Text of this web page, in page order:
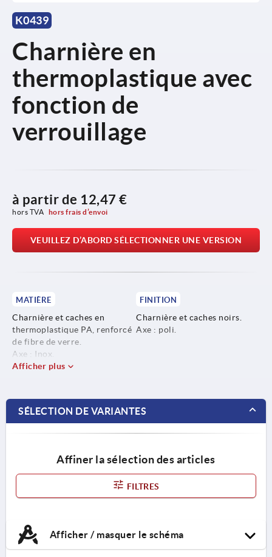
K0439
Charnière en
thermoplastique avec
fonction de
verrouillage
à partir de 12,47 €
hors TVA hors frais d’envoi
VEUILLEZ D’ABORD SÉLECTIONNER UNE VERSION
MATIÈRE
Charnière et caches en
thermoplastique PA, renforcé
de fibre de verre.
Axe : Inox.
FINITION
Charnière et caches noirs.
Axe : poli.
Afficher plus
SÉLECTION DE VARIANTES
Affiner la sélection des articles
FILTRES
Afficher / masquer le schéma